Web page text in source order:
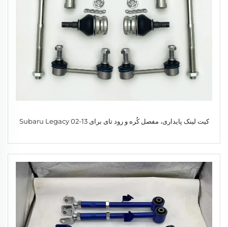
کیت لینک پایداری، مفصل کُره و رود تای برای Subaru Legacy 02-13